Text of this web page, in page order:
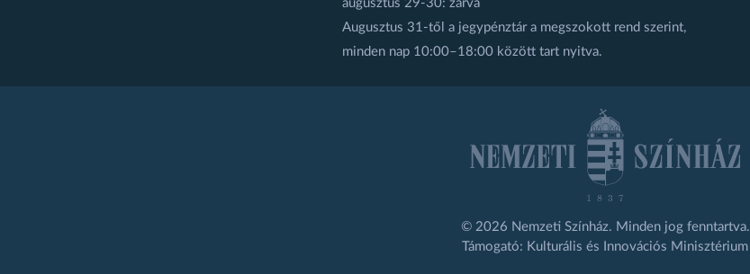
augusztus 29-30: zárva
Augusztus 31-től a jegypénztár a megszokott rend szerint,
minden nap 10:00–18:00 között tart nyitva.
© 2026 Nemzeti Színház. Minden jog fenntartva.
Támogató: Kulturális és Innovációs Minisztérium